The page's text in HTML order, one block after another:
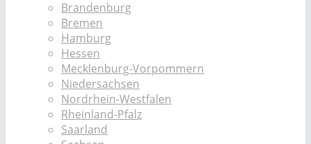
Brandenburg
Bremen
Hamburg
Hessen
Mecklenburg-Vorpommern
Niedersachsen
Nordrhein-Westfalen
Rheinland-Pfalz
Saarland